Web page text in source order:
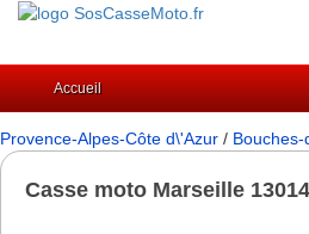
Accueil
Provence-Alpes-Côte d\'Azur /
Casse moto Marseille 13014